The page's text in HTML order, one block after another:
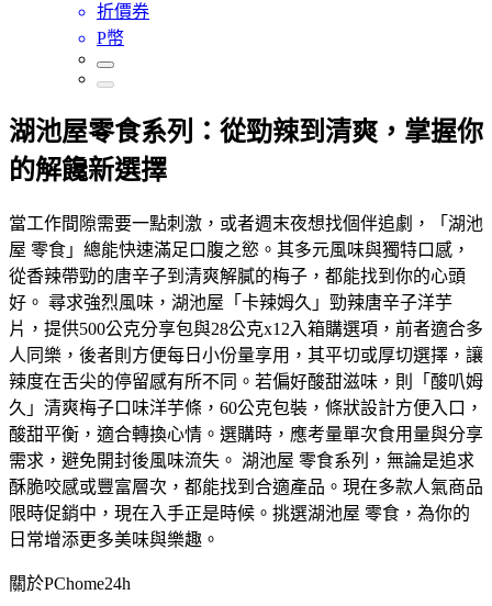
折價券
P幣
湖池屋零食系列：從勁辣到清爽，掌握你
的解饞新選擇
當工作間隙需要一點刺激，或者週末夜想找個伴追劇，「湖池
屋 零食」總能快速滿足口腹之慾。其多元風味與獨特口感，
從香辣帶勁的唐辛子到清爽解膩的梅子，都能找到你的心頭
好。 尋求強烈風味，湖池屋「卡辣姆久」勁辣唐辛子洋芋
片，提供500公克分享包與28公克x12入箱購選項，前者適合多
人同樂，後者則方便每日小份量享用，其平切或厚切選擇，讓
辣度在舌尖的停留感有所不同。若偏好酸甜滋味，則「酸叭姆
久」清爽梅子口味洋芋條，60公克包裝，條狀設計方便入口，
酸甜平衡，適合轉換心情。選購時，應考量單次食用量與分享
需求，避免開封後風味流失。 湖池屋 零食系列，無論是追求
酥脆咬感或豐富層次，都能找到合適產品。現在多款人氣商品
限時促銷中，現在入手正是時候。挑選湖池屋 零食，為你的
日常增添更多美味與樂趣。
關於PChome24h